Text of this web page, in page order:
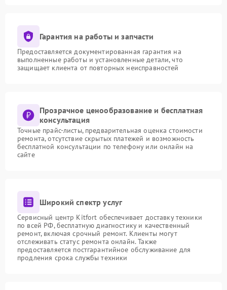
Гарантия на работы и запчасти
Предоставляется документированная гарантия на
выполненные работы и установленные детали, что
защищает клиента от повторных неисправностей
Прозрачное ценообразование и бесплатная
консультация
Точные прайс-листы, предварительная оценка стоимости
ремонта, отсутствие скрытых платежей и возможность
бесплатной консультации по телефону или онлайн на
сайте
Широкий спектр услуг
Сервисный центр Kitfort обеспечивает доставку техники
по всей РФ, бесплатную диагностику и качественный
ремонт, включая срочный ремонт. Клиенты могут
отслеживать статус ремонта онлайн. Также
предоставляется постгарантийное обслуживание для
продления срока службы техники